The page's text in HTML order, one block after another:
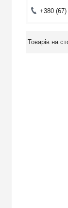
+380